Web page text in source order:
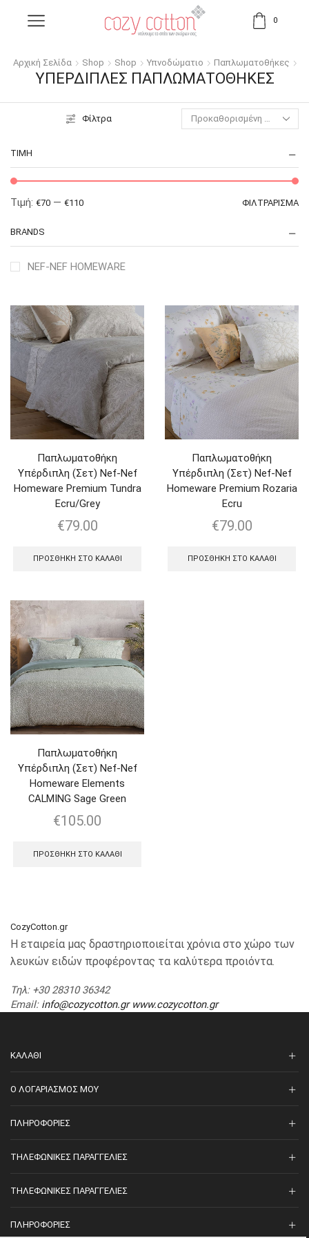
0
Αρχική Σελίδα Shop Shop Υπνοδώματιο Παπλωματοθήκες
ΥΠΈΡΔΙΠΛΕΣ ΠΑΠΛΩΜΑΤΟΘΉΚΕΣ
Φίλτρα
ΤΙΜΉ
ΦΙΛΤΡΆΡΙΣΜΑ
Τιμή: €70 — €110
BRANDS
NEF-NEF HOMEWARE
Παπλωματοθήκη
Υπέρδιπλη (Σετ) Nef-Nef
Homeware Premium Tundra
Ecru/Grey
€79.00
ΠΡΟΣΘΉΚΗ ΣΤΟ ΚΑΛΆΘΙ
Παπλωματοθήκη
Υπέρδιπλη (Σετ) Nef-Nef
Homeware Premium Rozaria
Ecru
€79.00
ΠΡΟΣΘΉΚΗ ΣΤΟ ΚΑΛΆΘΙ
Παπλωματοθήκη
Υπέρδιπλη (Σετ) Nef-Nef
Homeware Elements
CALMING Sage Green
€105.00
ΠΡΟΣΘΉΚΗ ΣΤΟ ΚΑΛΆΘΙ
CozyCotton.gr
Η εταιρεία μας δραστηριοποιείται χρόνια στο χώρο των
λευκών ειδών προφέροντας τα καλύτερα προιόντα.
Τηλ: +30 28310 36342
Email: info@cozycotton.gr www.cozycotton.gr
ΚΑΛΆΘΙ
O ΛΟΓΑΡΙΑΣΜΌΣ ΜΟΥ
ΠΛΗΡΟΦΟΡΊΕΣ
ΤΗΛΕΦΩΝΙΚΈΣ ΠΑΡΑΓΓΕΛΊΕΣ
ΤΗΛΕΦΩΝΙΚΈΣ ΠΑΡΑΓΓΕΛΊΕΣ
ΠΛΗΡΟΦΟΡΊΕΣ